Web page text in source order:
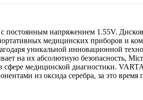
постоянным напряжением 1.55V.
медицинских приборов и
уникальной инновационной
на их абсолютную безопасность,
медицинской диагностики.
из оксида серебра, за это время